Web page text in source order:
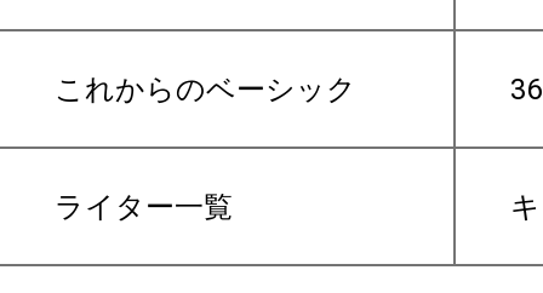
これからのベーシック
ライター一覧